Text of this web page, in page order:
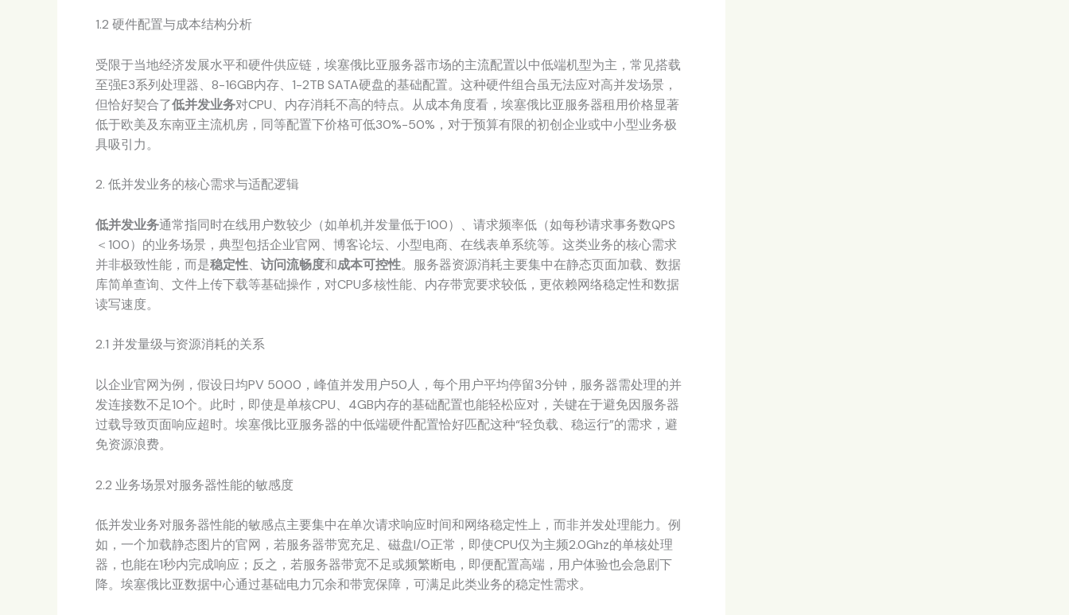
1.2 硬件配置与成本结构分析
受限于当地经济发展水平和硬件供应链，埃塞俄比亚服务器市场的主流配置以中低端机型为主，常见搭载
至强E3系列处理器、8-16GB内存、1-2TB SATA硬盘的基础配置。这种硬件组合虽无法应对高并发场景，
但恰好契合了低并发业务对CPU、内存消耗不高的特点。从成本角度看，埃塞俄比亚服务器租用价格显著
低于欧美及东南亚主流机房，同等配置下价格可低30%-50%，对于预算有限的初创企业或中小型业务极
具吸引力。
2. 低并发业务的核心需求与适配逻辑
低并发业务通常指同时在线用户数较少（如单机并发量低于100）、请求频率低（如每秒请求事务数QPS
＜100）的业务场景，典型包括企业官网、博客论坛、小型电商、在线表单系统等。这类业务的核心需求
并非极致性能，而是稳定性、 访问流畅度和成本可控性。服务器资源消耗主要集中在静态页面加载、数据
库简单查询、文件上传下载等基础操作，对CPU多核性能、内存带宽要求较低，更依赖网络稳定性和数据
读写速度。
2.1 并发量级与资源消耗的关系
以企业官网为例，假设日均PV 5000，峰值并发用户50人，每个用户平均停留3分钟，服务器需处理的并
发连接数不足10个。此时，即使是单核CPU、4GB内存的基础配置也能轻松应对，关键在于避免因服务器
过载导致页面响应超时。埃塞俄比亚服务器的中低端硬件配置恰好匹配这种“轻负载、稳运行”的需求，避
免资源浪费。
2.2 业务场景对服务器性能的敏感度
低并发业务对服务器性能的敏感点主要集中在单次请求响应时间和网络稳定性上，而非并发处理能力。例
如，一个加载静态图片的官网，若服务器带宽充足、磁盘I/O正常，即使CPU仅为主频2.0Ghz的单核处理
器，也能在1秒内完成响应；反之，若服务器带宽不足或频繁断电，即便配置高端，用户体验也会急剧下
降。埃塞俄比亚数据中心通过基础电力冗余和带宽保障，可满足此类业务的稳定性需求。